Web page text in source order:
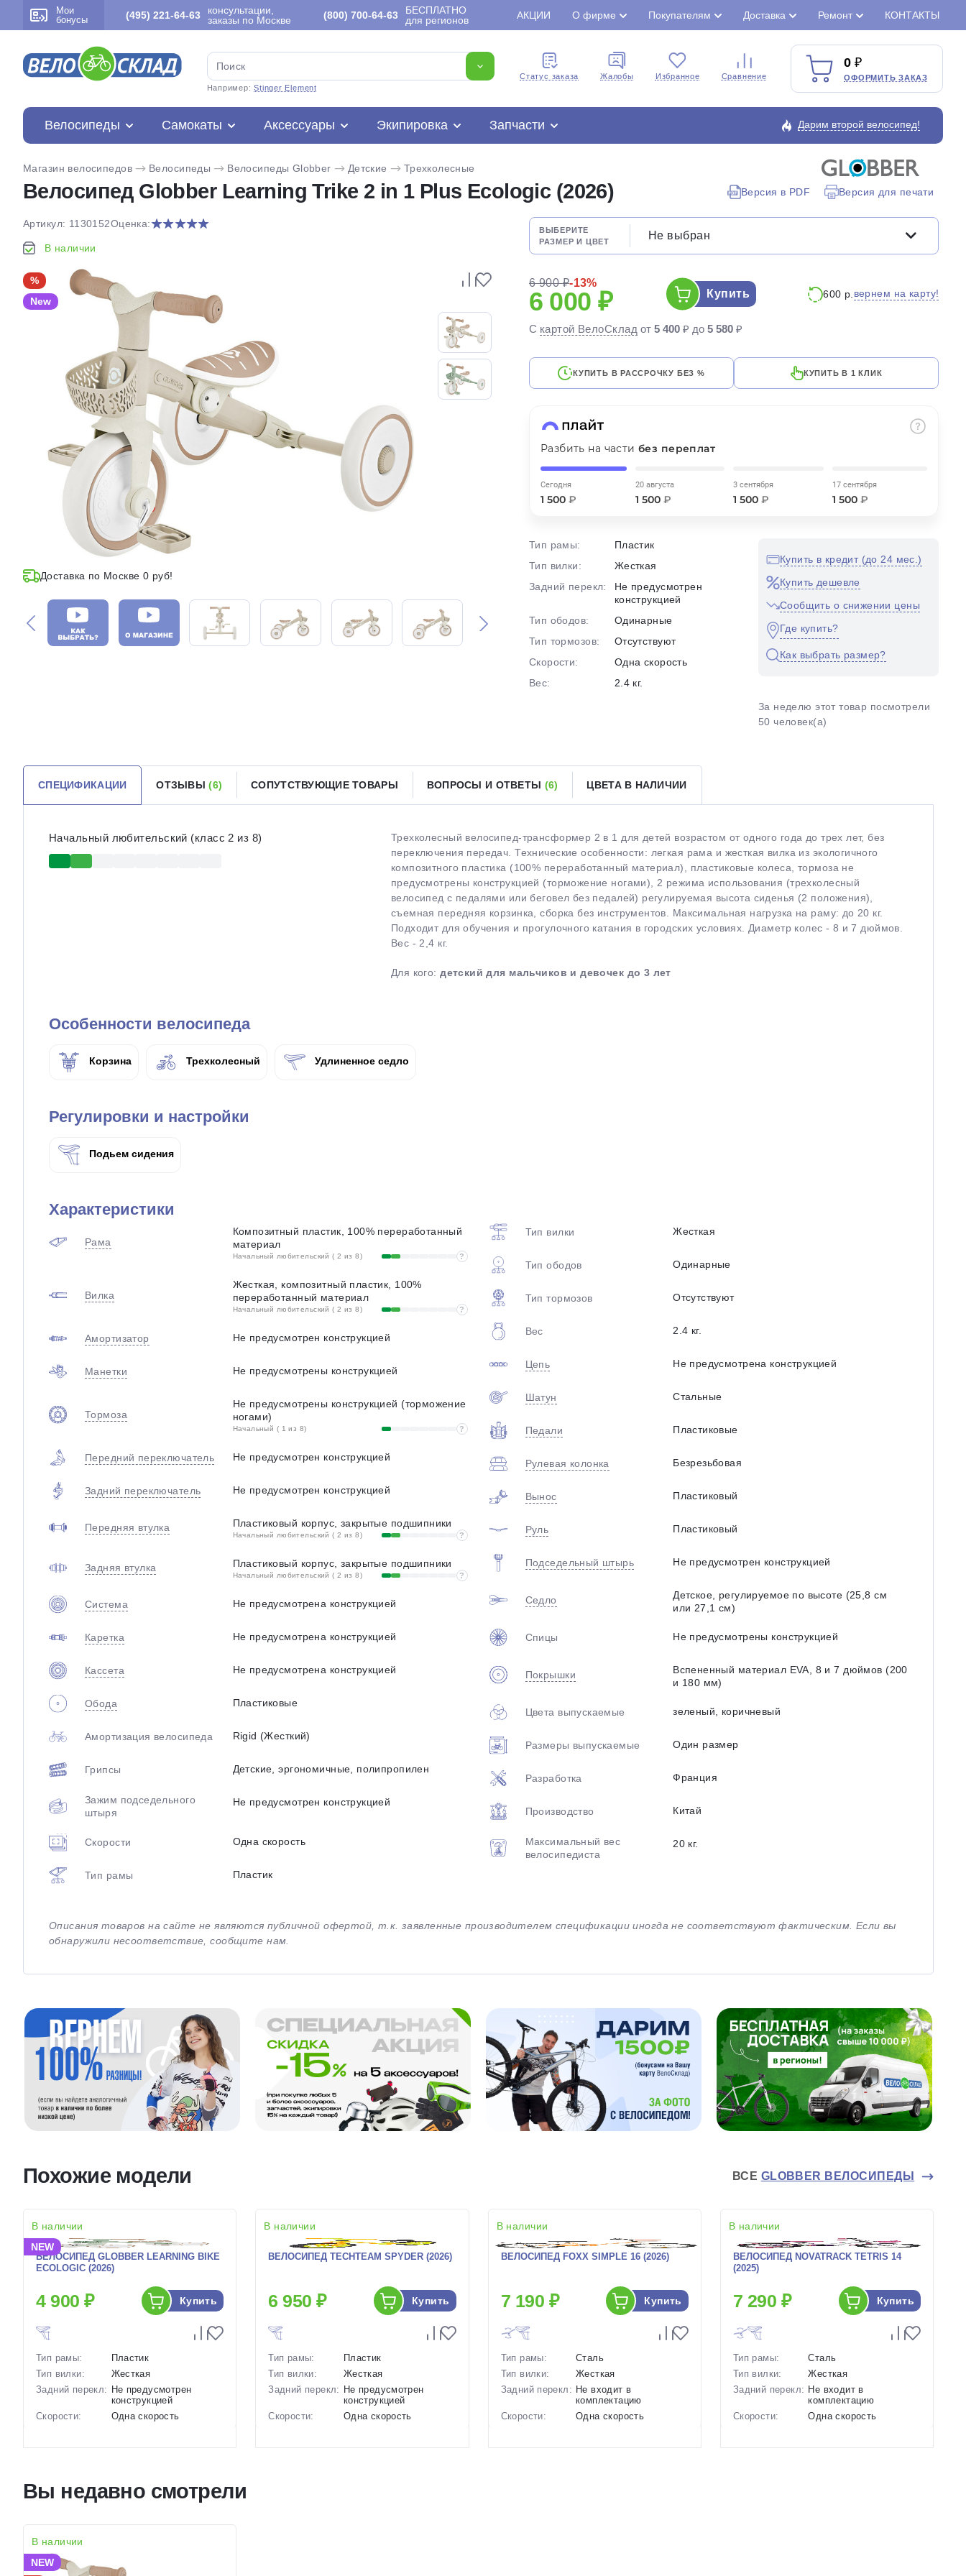
Мои
бонусы
(495) 221-64-63
консультации,
заказы по Москве
(800) 700-64-63
БЕСПЛАТНО
для регионов
АКЦИИ О фирме Покупателям Доставка Ремонт КОНТАКТЫ
Например:Stinger Element
Cтатус заказа Жалобы Избранное Сравнение
0
ОФОРМИТЬ ЗАКАЗ
Велосипеды Самокаты Аксессуары Экипировка Запчасти Дарим второй велосипед!
Магазин велосипедов Велосипеды Велосипеды Globber Детские Трехколесные
Велосипед Globber Learning Trike 2 in 1 Plus Ecologic (2026) Версия в PDF Версия для печати
Артикул: 1130152Оценка:
В наличии
%
New
Доставка по Москве 0 руб!
ВЫБЕРИТЕ
РАЗМЕР И ЦВЕТ
Не выбран
6 900 ₽-13%
6 000 ₽ Купить 600 р. вернем на карту!
С картой ВелоСклад от5 400 ₽ до5 580 ₽
КУПИТЬ В РАССРОЧКУ БЕЗ % КУПИТЬ В 1 КЛИК
Разбить на частибез переплат
Сегодня
1 500 ₽
20 августа
1 500₽
3 сентября
1 500₽
17 сентября
1 500₽
Тип рамы:
Пластик
Тип вилки:
Жесткая
Задний перекл:
Не предусмотрен
конструкцией
Тип ободов:
Одинарные
Тип тормозов:
Отсутствуют
Скорости:
Одна скорость
Вес:
2.4 кг.
Купить в кредит (до 24 мес.)
Купить дешевле
Сообщить о снижении цены
Где купить?
Как выбрать размер?
За неделю этот товар посмотрели
50 человек(а)
СПЕЦИФИКАЦИИ ОТЗЫВЫ(6) СОПУТСТВУЮЩИЕ ТОВАРЫ ВОПРОСЫ И ОТВЕТЫ (6) ЦВЕТА В НАЛИЧИИ
Начальный любительский (класс 2 из 8)
Трехколесный велосипед-трансформер 2 в 1 для детей возрастом от одного года до трех лет, без
переключения передач. Технические особенности: легкая рама и жесткая вилка из экологичного
композитного пластика (100% переработанный материал), пластиковые колеса, тормоза не
предусмотрены конструкцией (торможение ногами), 2 режима использования (трехколесный
велосипед с педалями или беговел без педалей) регулируемая высота сиденья (2 положения),
съемная передняя корзинка, сборка без инструментов. Максимальная нагрузка на раму: до 20 кг.
Подходит для обучения и прогулочного катания в городских условиях. Диаметр колес - 8 и 7 дюймов.
Вес - 2,4 кг.
Для кого:детский для мальчиков и девочек до 3 лет
Особенности велосипеда
Корзина Трехколесный Удлиненное седло
Регулировки и настройки
Подьем сидения
Характеристики
Рама
Композитный пластик, 100% переработанный
материал
Начальный любительский ( 2 из 8) ?
Вилка
Жесткая, композитный пластик, 100%
переработанный материал
Начальный любительский ( 2 из 8) ?
Амортизатор Не предусмотрен конструкцией
Манетки Не предусмотрены конструкцией
Тормоза
Не предусмотрены конструкцией (торможение
ногами)
Начальный ( 1 из 8) ?
Передний переключатель Не предусмотрен конструкцией
Задний переключатель Не предусмотрен конструкцией
Передняя втулка Пластиковый корпус, закрытые подшипники
Начальный любительский ( 2 из 8) ?
Задняя втулка Пластиковый корпус, закрытые подшипники
Начальный любительский ( 2 из 8) ?
Система Не предусмотрена конструкцией
Каретка Не предусмотрена конструкцией
Кассета Не предусмотрена конструкцией
Обода Пластиковые
Амортизация велосипеда Rigid (Жесткий)
Грипсы Детские, эргономичные, полипропилен
Зажим подседельного
штыря
Не предусмотрен конструкцией
Скорости Одна скорость
Тип рамы Пластик
Тип вилки Жесткая
Тип ободов Одинарные
Тип тормозов Отсутствуют
Вес 2.4 кг.
Цепь Не предусмотрена конструкцией
Шатун Стальные
Педали Пластиковые
Рулевая колонка Безрезьбовая
Вынос Пластиковый
Руль Пластиковый
Подседельный штырь Не предусмотрен конструкцией
Седло
Детское, регулируемое по высоте (25,8 см
или 27,1 см)
Спицы Не предусмотрены конструкцией
Покрышки
Вспененный материал EVA, 8 и 7 дюймов (200
и 180 мм)
Цвета выпускаемые зеленый, коричневый
Размеры выпускаемые Один размер
Разработка Франция
Производство Китай
Максимальный вес
велосипедиста
20 кг.
Описания товаров на сайте не являются публичной офертой, т.к. заявленные производителем спецификации иногда не соответствуют фактическим. Если вы
обнаружили несоответствие, сообщите нам.
Похожие модели ВСЕ GLOBBER ВЕЛОСИПЕДЫ
В наличии
NEW
ВЕЛОСИПЕД GLOBBER LEARNING BIKE
ECOLOGIC (2026)
4 900 ₽ Купить
Тип рамы:
Пластик
Тип вилки:
Жесткая
Задний перекл: Не предусмотрен
конструкцией
Скорости:
Одна скорость
Артикул:
1130150
В наличии
ВЕЛОСИПЕД TECHTEAM SPYDER (2026)
6 950 ₽ Купить
Тип рамы:
Пластик
Тип вилки:
Жесткая
Задний перекл: Не предусмотрен
конструкцией
Скорости:
Одна скорость
В наличии
ВЕЛОСИПЕД FOXX SIMPLE 16 (2026)
7 190 ₽ Купить
Тип рамы:
Сталь
Тип вилки:
Жесткая
Задний перекл: Не входит в
комплектацию
Скорости:
Одна скорость
В наличии
ВЕЛОСИПЕД NOVATRACK TETRIS 14
(2025)
7 290 ₽ Купить
Тип рамы:
Сталь
Тип вилки:
Жесткая
Задний перекл: Не входит в
комплектацию
Скорости:
Одна скорость
Вы недавно смотрели
В наличии
NEW
оплату
без переплат
График платежей
Сегодня
25 %
Оплачивайте сегодня только
25% картой любого банка
25
раз в 2
Остались вопросы?
plait.ru